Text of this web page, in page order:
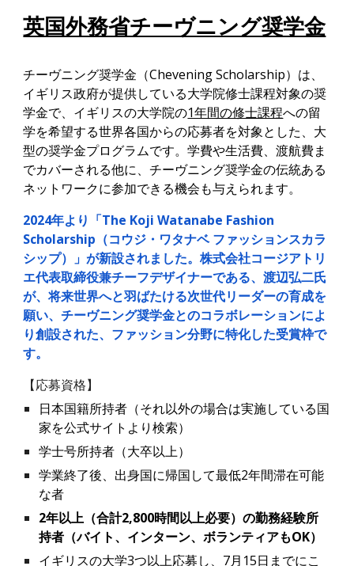
英国外務省チーヴニング奨学金
チーヴニング奨学金（Chevening Scholarship）は、
イギリス政府が提供している大学院修士課程対象の奨
学金で、イギリスの大学院の1年間の修士課程への留
学を希望する世界各国からの応募者を対象とした、大
型の奨学金プログラムです。学費や生活費、渡航費ま
でカバーされる他に、チーヴニング奨学金の伝統ある
ネットワークに参加できる機会も与えられます。
2024年より「The Koji Watanabe Fashion
Scholarship（コウジ・ワタナベ ファッションスカラ
シップ）」が新設されました。株式会社コージアトリ
エ代表取締役兼チーフデザイナーである、渡辺弘二氏
が、将来世界へと羽ばたける次世代リーダーの育成を
願い、チーヴニング奨学金とのコラボレーションによ
り創設された、ファッション分野に特化した受賞枠で
す。
【応募資格】
日本国籍所持者 （それ以外の場合は実施している国
家を公式サイトより検索）
学士号所持者 （大卒以上）
学業終了後、 出身国に帰国して最低2年間滞在可能
な者
2年以上 （合計2,800時間以上必要）の勤務経験所
持者（バイト、 インターン、ボランティアもOK）
イギリスの大学3つ以上応募し、7月15日までにこ